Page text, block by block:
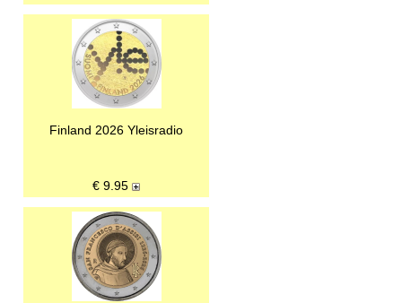
Finland 2026 Yleisradio
€ 9.95